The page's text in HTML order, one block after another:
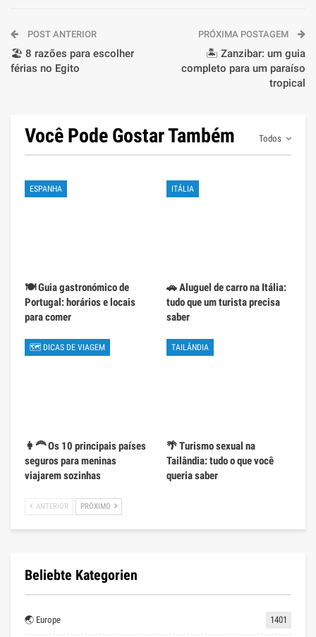
POST ANTERIOR
🏖️ 8 razões para escolher
férias no Egito
PRÓXIMA POSTAGEM
🏝️ Zanzibar: um guia
completo para um paraíso
tropical
Todos
Você Pode Gostar Também
ESPANHA
🍽️ Guia gastronómico de
Portugal: horários e locais
para comer
ITÁLIA
🚗 Aluguel de carro na Itália:
tudo que um turista precisa
saber
🗺 DICAS DE VIAGEM
👩‍🦰 Os 10 principais países
seguros para meninas
viajarem sozinhas
TAILÂNDIA
🌴 Turismo sexual na
Tailândia: tudo o que você
queria saber
ANTERIOR PRÓXIMO
Beliebte Kategorien
🌏 Europe 1401